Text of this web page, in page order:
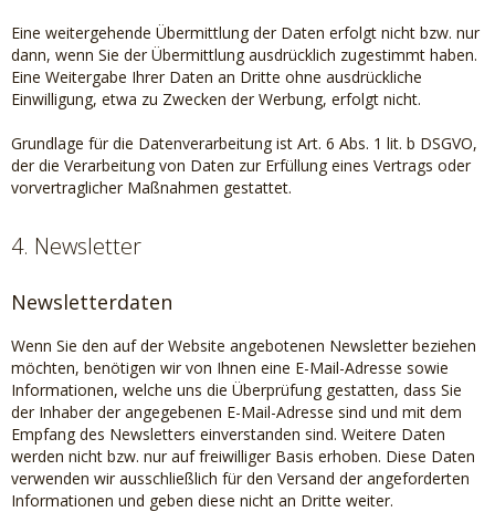
Eine weitergehende Übermittlung der Daten erfolgt nicht bzw. nur
dann, wenn Sie der Übermittlung ausdrücklich zugestimmt haben.
Eine Weitergabe Ihrer Daten an Dritte ohne ausdrückliche
Einwilligung, etwa zu Zwecken der Werbung, erfolgt nicht.
Grundlage für die Datenverarbeitung ist Art. 6 Abs. 1 lit. b DSGVO,
der die Verarbeitung von Daten zur Erfüllung eines Vertrags oder
vorvertraglicher Maßnahmen gestattet.
4. Newsletter
Newsletterdaten
Wenn Sie den auf der Website angebotenen Newsletter beziehen
möchten, benötigen wir von Ihnen eine E-Mail-Adresse sowie
Informationen, welche uns die Überprüfung gestatten, dass Sie
der Inhaber der angegebenen E-Mail-Adresse sind und mit dem
Empfang des Newsletters einverstanden sind. Weitere Daten
werden nicht bzw. nur auf freiwilliger Basis erhoben. Diese Daten
verwenden wir ausschließlich für den Versand der angeforderten
Informationen und geben diese nicht an Dritte weiter.